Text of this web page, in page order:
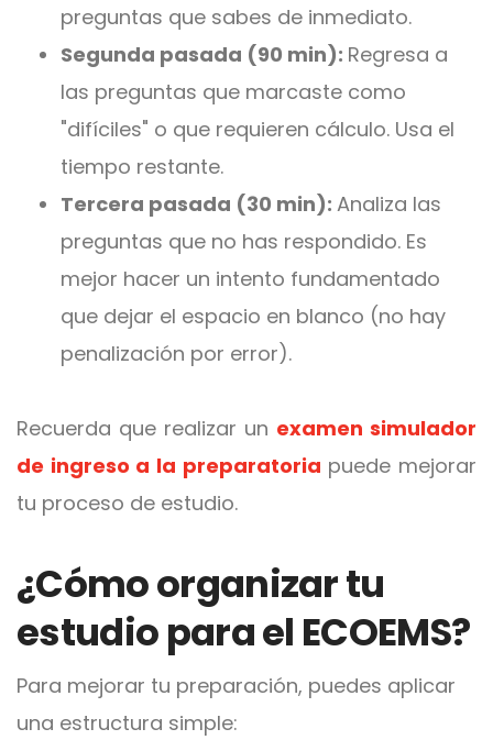
preguntas que sabes de inmediato.
Segunda pasada (90 min): Regresa a
las preguntas que marcaste como
"difíciles" o que requieren cálculo. Usa el
tiempo restante.
Tercera pasada (30 min): Analiza las
preguntas que no has respondido. Es
mejor hacer un intento fundamentado
que dejar el espacio en blanco (no hay
penalización por error).
Recuerda que realizar un examen simulador
de ingreso a la preparatoria puede mejorar
tu proceso de estudio.
¿Cómo organizar tu
estudio para el ECOEMS?
Para mejorar tu preparación, puedes aplicar
una estructura simple: